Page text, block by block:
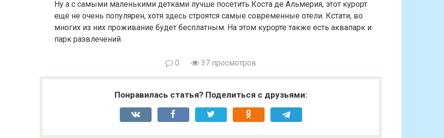
Ну а с самыми маленькими детками лучше посетить Коста де Альмерия, этот курорт
еще не очень популярен, хотя здесь строятся самые современные отели. Кстати, во
многих из них проживание будет бесплатным. На этом курорте также есть аквапарк и
парк развлечений.
0 37 просмотров
Понравилась статья? Поделиться с друзьями: